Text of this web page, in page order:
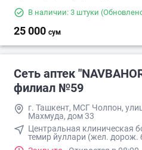
В наличии: 3 штуки
25 000 сум
Сеть аптек
филиал №59
г. Ташкент, МСГ Чолпон,
Махмуда, дом 33
Центральная клиническая
темир йуллари (жел. дорож.